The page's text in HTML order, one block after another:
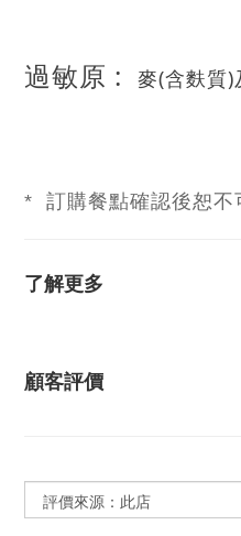
過敏原 : 麥(含麩質)
* 訂購餐點確認後恕不
了解更多
顧客評價